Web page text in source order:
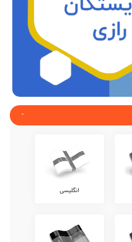
انگلیسی